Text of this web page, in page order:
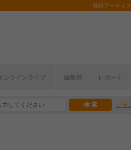
登録アーティ
ンラインライブ 編集部 レポート
ジャ